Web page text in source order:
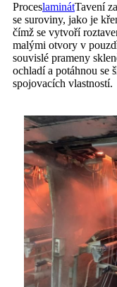
ProceslaminátTavení
se suroviny, jako je
čímž se vytvoří
malými otvory v
souvislé prameny
ochladí a potáhnou se
spojovacích vlastností.